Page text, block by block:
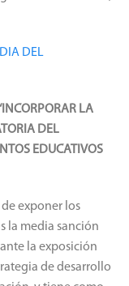
proyecto de
‘INCORPORAR LA
DEL
exponer los
la media sanción
la exposición